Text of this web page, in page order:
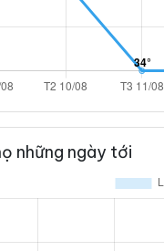
những ngày tới